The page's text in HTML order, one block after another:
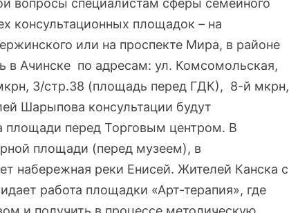
вопросы специалистам сферы семейного
консультационных площадок – на
или на проспекте Мира, в районе
в Ачинске по адресам: ул. Комсомольская,
3/стр.38 (площадь перед ГДК), 8-й мкрн,
Шарыпова консультации будут
площади перед Торговым центром. В
площади (перед музеем), в
набережная реки Енисей. Жителей Канска с
работа площадки «Арт-терапия», где